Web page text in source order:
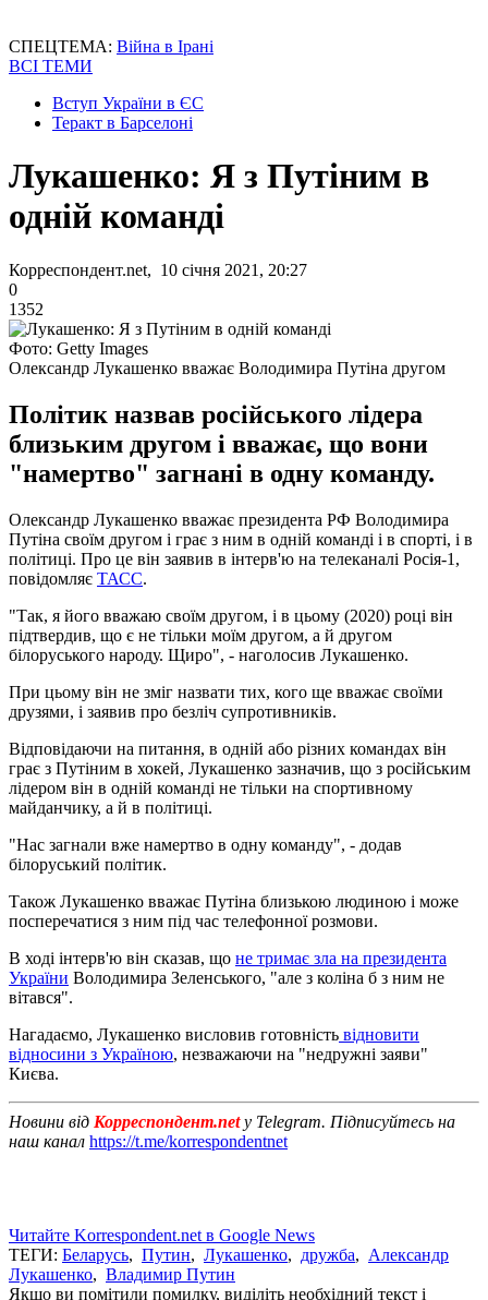
СПЕЦТЕМА: Війна в Ірані
ВСІ ТЕМИ
Вступ України в ЄС
Теракт в Барселоні
Лукашенко: Я з Путіним в
одній команді
Корреспондент.net, 10 січня 2021, 20:27
0
1352
Фото: Getty Images
Олександр Лукашенко вважає Володимира Путіна другом
Політик назвав російського лідера
близьким другом і вважає, що вони
"намертво" загнані в одну команду.
Олександр Лукашенко вважає президента РФ Володимира
Путіна своїм другом і грає з ним в одній команді і в спорті, і в
політиці. Про це він заявив в інтерв'ю на телеканалі Росія-1,
повідомляє ТАСС.
"Так, я його вважаю своїм другом, і в цьому (2020) році він
підтвердив, що є не тільки моїм другом, а й другом
білоруського народу. Щиро", - наголосив Лукашенко.
При цьому він не зміг назвати тих, кого ще вважає своїми
друзями, і заявив про безліч супротивників.
Відповідаючи на питання, в одній або різних командах він
грає з Путіним в хокей, Лукашенко зазначив, що з російським
лідером він в одній команді не тільки на спортивному
майданчику, а й в політиці.
"Нас загнали вже намертво в одну команду", - додав
білоруський політик.
Також Лукашенко вважає Путіна близькою людиною і може
посперечатися з ним під час телефонної розмови.
В ході інтерв'ю він сказав, що не тримає зла на президента
України Володимира Зеленського, "але з коліна б з ним не
вітався".
Нагадаємо, Лукашенко висловив готовність відновити
відносини з Україною, незважаючи на "недружні заяви"
Києва.
Новини від Корреспондент.net у Telegram. Підписуйтесь на
наш канал https://t.me/korrespondentnet
Читайте Korrespondent.net в Google News
ТЕГИ: Беларусь, Путин, Лукашенко, дружба, Александр
Лукашенко, Владимир Путин
Якщо ви помітили помилку, виділіть необхідний текст і